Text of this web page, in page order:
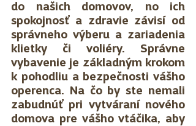
do našich domovov, no ich
spokojnosť a zdravie závisí od
správneho výberu a zariadenia
klietky či voliéry. Správne
vybavenie je základným krokom
k pohodliu a bezpečnosti vášho
operenca. Na čo by ste nemali
zabudnúť pri vytváraní nového
domova pre vášho vtáčika, aby